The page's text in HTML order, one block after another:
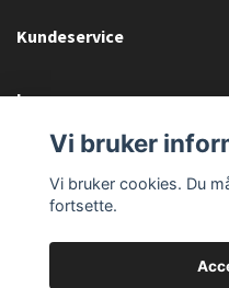
Kundeservice
Les mer
Vi bruker
Vi bruker cookies. Du
fortsette.